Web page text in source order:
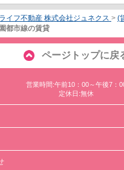
イフ不動産 株式会社ジュネクス > (
都市線の賃貸
ページトップに戻
営業時間:午前10：00～午後7：
定休日:無休